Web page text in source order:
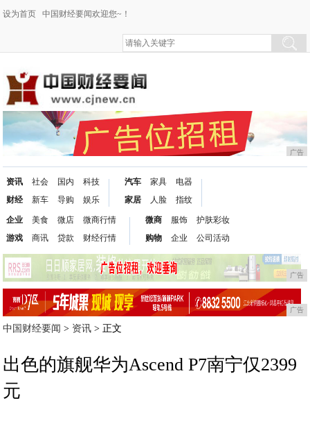
设为首页 中国财经要闻欢迎您~！
广告
资讯
财经
社会
新车
国内
导购
科技
娱乐
汽车
家居
家具
人脸
电器
指纹
企业
游戏
美食
商讯
微店
贷款
微商行情
财经行情
微商
购物
服饰
企业
护肤彩妆
公司活动
广告
广告
中国财经要闻 > 资讯 > 正文
出色的旗舰华为Ascend P7南宁仅2399
元